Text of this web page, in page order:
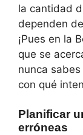
la cantidad
dependen
¡Pues en la
que se
nunca
con qué
Planificar
erróneas